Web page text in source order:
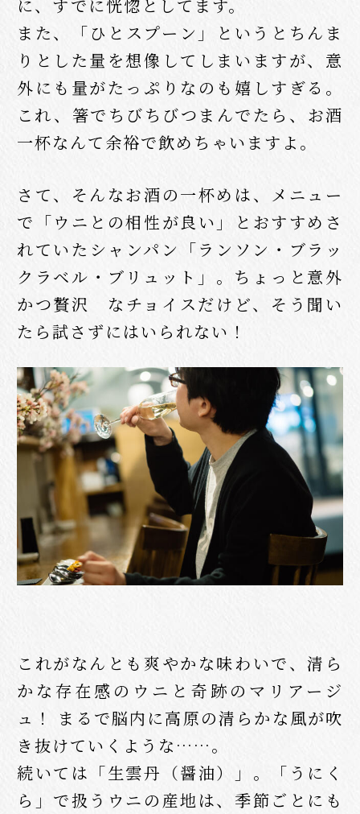
に、すでに恍惚としてます。
また、「ひとスプーン」というとちんま
りとした量を想像してしまいますが、意
外にも量がたっぷりなのも嬉しすぎる。
これ、箸でちびちびつまんでたら、お酒
一杯なんて余裕で飲めちゃいますよ。
さて、そんなお酒の一杯めは、メニュー
で「ウニとの相性が良い」とおすすめさ
れていたシャンパン「ランソン・ブラッ
クラベル・ブリュット」。ちょっと意外
かつ贅沢 なチョイスだけど、そう聞い
たら試さずにはいられない！
これがなんとも爽やかな味わいで、清ら
かな存在感のウニと奇跡のマリアージ
ュ！ まるで脳内に高原の清らかな風が吹
き抜けていくような……。
続いては「生雲丹（醤油）」。「うにく
ら」で扱うウニの産地は、季節ごとにも